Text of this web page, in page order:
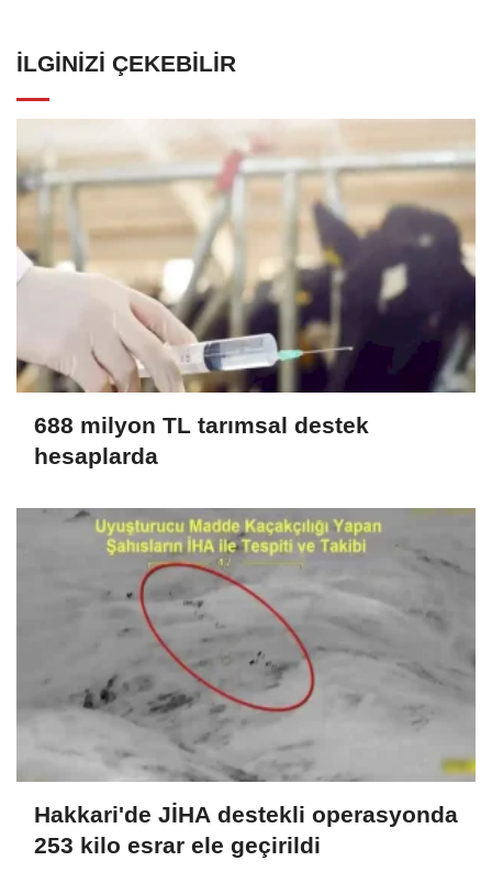
İLGINIZI ÇEKEBILIR
688 milyon TL tarımsal destek
hesaplarda
Hakkari'de JİHA destekli operasyonda
253 kilo esrar ele geçirildi